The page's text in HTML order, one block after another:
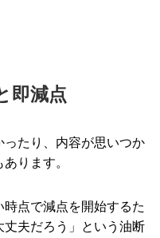
即減点
たり、内容が思いつか
ります。
点で減点を開始するた
夫だろう」という油断